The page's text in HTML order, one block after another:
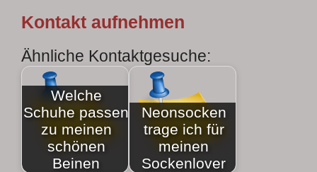
Kontakt aufnehmen
Ähnliche Kontaktgesuche:
Welche
Schuhe passen
zu meinen
schönen
Beinen
Neonsocken
trage ich für
meinen
Sockenlover